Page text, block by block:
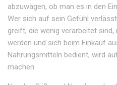
abzuwägen, ob man es in den
Wer sich auf sein Gefühl
greift, die wenig verarbeitet
werden und sich beim Einkauf
Nahrungsmitteln bedient, wird
machen.